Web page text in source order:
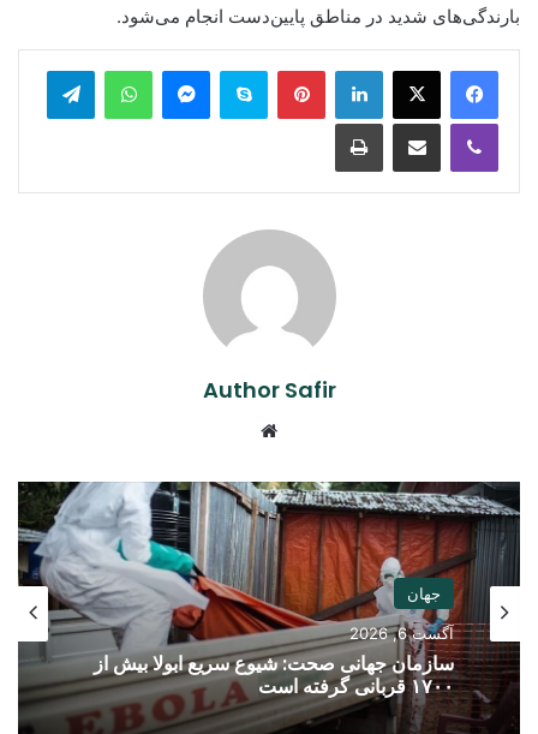
بارندگی‌های شدید در مناطق پایین‌دست انجام می‌شود.
LinkedIn
Pinterest
Skype
Messenger
WhatsApp
Viber
Share via Email
Print
Author Safir
جهان
آگست 6, 2026
سازمان جهانی صحت: شیوع سریع ابولا بیش از
۱۷۰۰ قربانی گرفته است